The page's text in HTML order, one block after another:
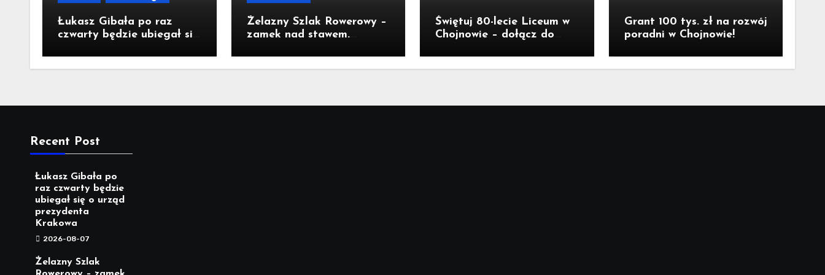
Łukasz Gibała po raz
czwarty będzie ubiegał się
Krakowa
Żelazny Szlak Rowerowy –
zamek nad stawem.
Świętuj 80-lecie Liceum w
Chojnowie – dołącz do
Grant 100 tys. zł na rozwój
poradni w Chojnowie!
Recent Post
Łukasz Gibała po
raz czwarty będzie
ubiegał się o urząd
prezydenta
Krakowa
2026-08-07
Żelazny Szlak